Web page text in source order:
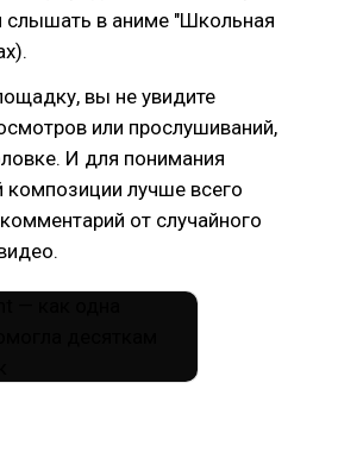
слышать в аниме "Школьная
вы не увидите
или прослушиваний,
И для понимания
лучше всего
от случайного